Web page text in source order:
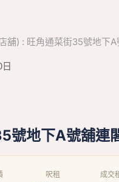
舖) : 旺角通菜街35號地下
號地下A號舖連
呎租 成交